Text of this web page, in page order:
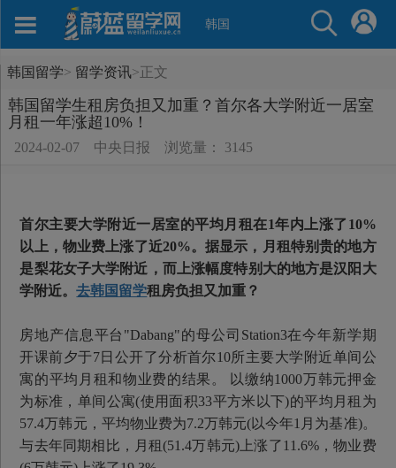
韩国
韩国留学> 留学资讯>正文
韩国留学生租房负担又加重？首尔各大学附近一居室
月租一年涨超10%！
2024-02-07 中央日报 浏览量： 3145
首尔主要大学附近一居室的平均月租在1年内上涨了10%
以上，物业费上涨了近20%。据显示，月租特别贵的地方
是梨花女子大学附近，而上涨幅度特别大的地方是汉阳大
学附近。去韩国留学租房负担又加重？
房地产信息平台"Dabang"的母公司Station3在今年新学期
开课前夕于7日公开了分析首尔10所主要大学附近单间公
寓的平均月租和物业费的结果。 以缴纳1000万韩元押金
为标准，单间公寓(使用面积33平方米以下)的平均月租为
57.4万韩元，平均物业费为7.2万韩元(以今年1月为基准)。
与去年同期相比，月租(51.4万韩元)上涨了11.6%，物业费